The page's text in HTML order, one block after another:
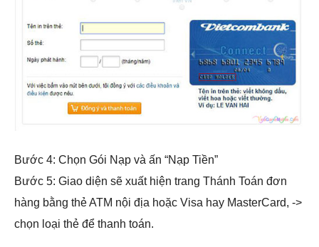
Bước 4: Chọn Gói Nạp và ấn “Nạp Tiền”
Bước 5: Giao diện sẽ xuất hiện trang Thánh Toán đơn
hàng bằng thẻ ATM nội địa hoặc Visa hay MasterCard, ->
chọn loại thẻ để thanh toán.